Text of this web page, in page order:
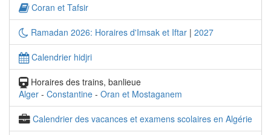
Coran et Tafsir
Ramadan 2026: Horaires d'Imsak et Iftar | 2027
Calendrier hidjri
Horaires des trains, banlieue
Alger - Constantine - Oran et Mostaganem
Calendrier des vacances et examens scolaires en Algérie